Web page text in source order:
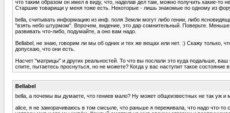
что таким образом он имел в виду, что, наделав дел там, можно получить какие-
Старшие товарищи у меня тоже есть. Некоторые - лишь знакомые по одному из
bella, считывать информацию из инф. поля Земли могут либо гении, либо
"взять небо штурмом". Впрочем, видение, это дар сомнительный. Поверьте.
развивать что-либо, подумайте, а оно вам надо.
Bellabel, не знаю, говорим ли мы об одних и тех же вещах или нет. :) Скажу только,
допускаю, что они есть.
Насчет "матрицы" и других реальностей. То что вы послали это куда подальше,
спите, пытаетесь проснуться, но не можете? Когда у вас наступит такое
Bellabel
bella, а почемы вы думаете, что гениев мало? Ну может общеизвестных не так уж и
alice, я не заморачиваюсь в том смсыле, что раньше я переживала, что надо что-то